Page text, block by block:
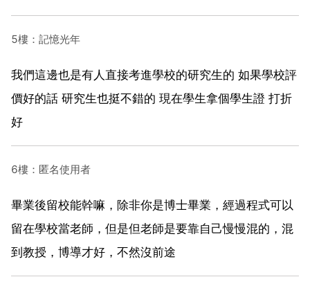
5樓：記憶光年
我們這邊也是有人直接考進學校的研究生的 如果學校評
價好的話 研究生也挺不錯的 現在學生拿個學生證 打折
好
6樓：匿名使用者
畢業後留校能幹嘛，除非你是博士畢業，經過程式可以
留在學校當老師，但是但老師是要靠自己慢慢混的，混
到教授，博導才好，不然沒前途